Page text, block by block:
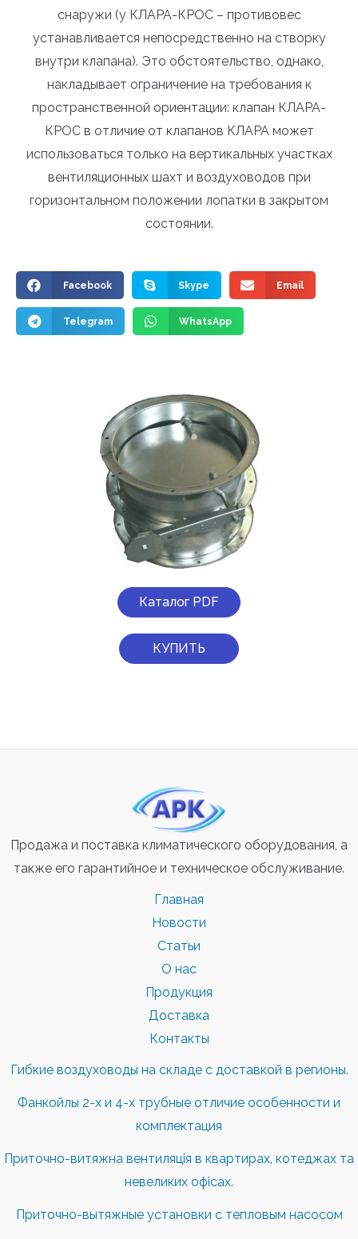
Каталог PDF
КУПИТЬ
снаружи (у КЛАРА-КРОС – противовес
устанавливается непосредственно на створку
внутри клапана). Это обстоятельство, однако,
накладывает ограничение на требования к
пространственной ориентации: клапан КЛАРА-
КРОС в отличие от клапанов КЛАРА может
использоваться только на вертикальных участках
вентиляционных шахт и воздуховодов при
горизонтальном положении лопатки в закрытом
состоянии.
Facebook Skype Email
Telegram WhatsApp
Продажа и поставка климатического оборудования, а
также его гарантийное и техническое обслуживание.
Главная
Новости
Статьи
О нас
Продукция
Доставка
Контакты
Гибкие воздуховоды на складе с доставкой в регионы.
Фанкойлы 2-х и 4-х трубные отличие особенности и
комплектация
Приточно-витяжна вентиляція в квартирах, котеджах та
невеликих офісах.
Приточно-вытяжные установки с тепловым насосом